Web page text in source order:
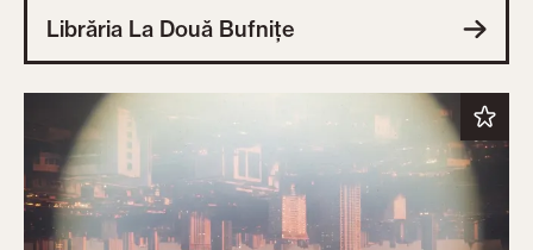
Librăria La Două Bufnițe